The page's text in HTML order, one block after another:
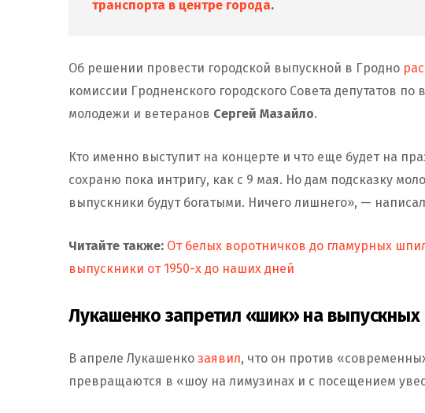
транспорта в центре города.
Об решении провести городской выпускной в Гродно
комиссии Гродненского городского Совета депутатов
молодежи и ветеранов Сергей Мазайло.
Кто именно выступит на концерте и что еще будет на
сохраню пока интригу, как с 9 мая. Но дам подсказку
выпускники будут богатыми. Ничего лишнего», —
Читайте также: От белых воротничков до гламурных
выпускники от 1950-х до наших дней
Лукашенко запретил «шик» на выпускных
В апреле Лукашенко заявил, что он против
превращаются в «шоу на лимузинах и с посещением